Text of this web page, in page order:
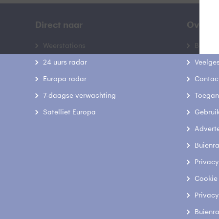
Direct naar
Weerstations
24 uurs radar
Europa radar
7-daagse verwachting
Satelliet Europa
Over